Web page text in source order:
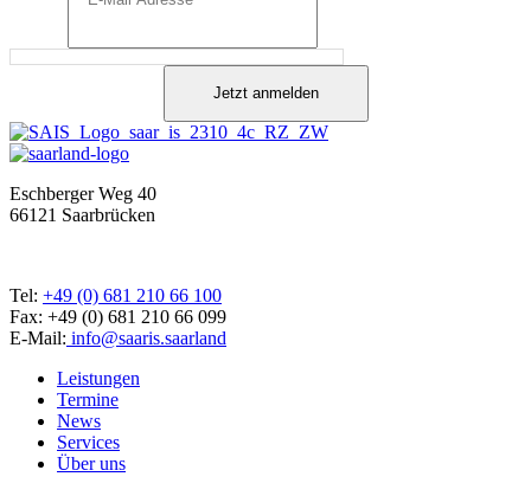
Jetzt anmelden
Eschberger Weg 40
66121 Saarbrücken
Tel: +49 (0) 681 210 66 100
Fax: +49 (0) 681 210 66 099
E-Mail: info@saaris.saarland
Leistungen
Termine
News
Services
Über uns